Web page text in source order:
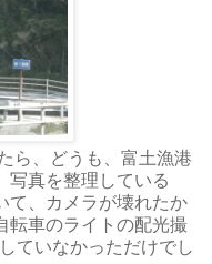
ら、どうも、富土漁港
写真を整理している
て、カメラが壊れたか
転車のライトの配光撮
ていなかっただけでし